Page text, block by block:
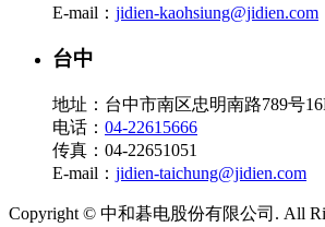
E-mail： jidien-kaohsiung@jidien.com
台中
地址：台中市南区忠明南路789号
电话： 04-22615666
传真：04-22651051
E-mail： jidien-taichung@jidien.com
Copyright © 中和碁电股份有限公司. All